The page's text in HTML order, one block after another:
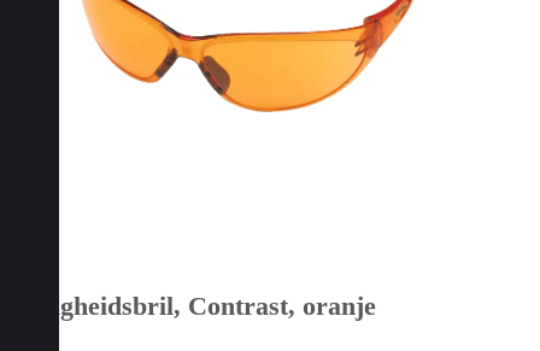
Veiligheidsbril, Contrast, oranje